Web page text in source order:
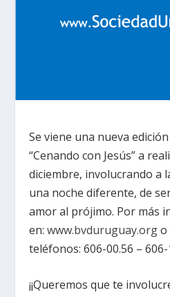
Se viene una nueva
“Cenando con Jesús” a
diciembre, involucrando a
una noche diferente, de
amor al prójimo. Por más
en:www.bvduruguay.orgo
teléfonos: 606-00.56 – 606-
¡¡Queremos que te